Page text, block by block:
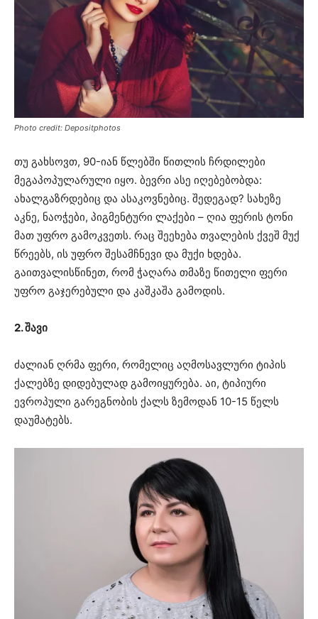
Photo credit: Depositphotos
თუ გახსოვთ, 90-იან წლებში წითლის ჩრდილები
მეგაპოპულარული იყო. ბევრი ასე იღებებობდა:
ახალგაზრდებიც და ასაკოვნებიც. შედეგად? სახეზე
აკნე, ნაოჭები, პიგმენტური ლაქები – ღია ფერის ტონი
მათ უფრო გამოკვეთს. რაც შეეხება თვალების ქვეშ მუქ
წრეებს, ის უფრო შესამჩნევი და მუქი ხდება.
გაითვალისწინეთ, რომ ჭაღარა თმაზე წითელი ფერი
უფრო გაჯერებული და კაშკაშა გამოდის.
2. შავი
ძალიან ღრმა ფერი, რომელიც აღმოსავლური ტიპის
ქალებზე დიდებულად გამოიყურება. აი, ტიპიური
ევროპული გარეგნობის ქალს ზემოდან 10-15 წელს
დაუმატებს.